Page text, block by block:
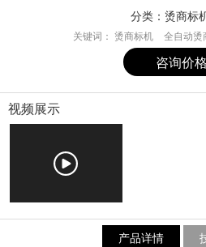
分类： 烫商标
关键词： 烫商标机 全自动烫
咨询价格
视频展示
产品详情